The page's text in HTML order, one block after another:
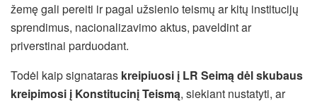
žemę gali pereiti ir pagal užsienio teismų ar kitų institucijų
sprendimus, nacionalizavimo aktus, paveldint ar
priverstinai parduodant.
Todėl kaip signataras kreipiuosi į LR Seimą dėl skubaus
kreipimosi į Konstitucinį Teismą, siekiant nustatyti, ar